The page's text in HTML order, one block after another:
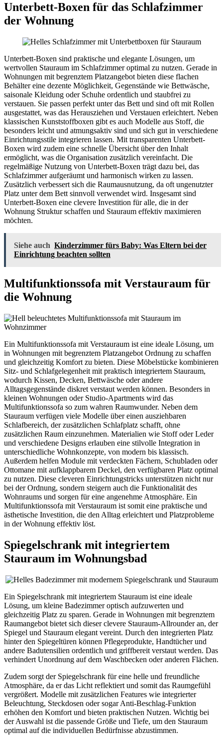
Unterbett‑Boxen für das Schlafzimmer
der Wohnung
Unterbett-Boxen sind praktische und elegante Lösungen, um
wertvollen Stauraum im Schlafzimmer optimal zu nutzen. Gerade in
Wohnungen mit begrenztem Platzangebot bieten diese flachen
Behälter eine dezente Möglichkeit, Gegenstände wie Bettwäsche,
saisonale Kleidung oder Schuhe ordentlich und staubfrei zu
verstauen. Sie passen perfekt unter das Bett und sind oft mit Rollen
ausgestattet, was das Herausziehen und Verstauen erleichtert. Neben
klassischen Kunststoffboxen gibt es auch Modelle aus Stoff, die
besonders leicht und atmungsaktiv sind und sich gut in verschiedene
Einrichtungsstile integrieren lassen. Mit transparenten Unterbett-
Boxen wird zudem eine schnelle Übersicht über den Inhalt
ermöglicht, was die Organisation zusätzlich vereinfacht. Die
regelmäßige Nutzung von Unterbett-Boxen trägt dazu bei, das
Schlafzimmer aufgeräumt und harmonisch wirken zu lassen.
Zusätzlich verbessert sich die Raumausnutzung, da oft ungenutzter
Platz unter dem Bett sinnvoll verwendet wird. Insgesamt sind
Unterbett-Boxen eine clevere Investition für alle, die in der
Wohnung Struktur schaffen und Stauraum effektiv maximieren
möchten.
Siehe auch Kinderzimmer fürs Baby: Was Eltern bei der
Einrichtung beachten sollten
Multifunktionssofa mit Verstauraum für
die Wohnung
Ein Multifunktionssofa mit Verstauraum ist eine ideale Lösung, um
in Wohnungen mit begrenztem Platzangebot Ordnung zu schaffen
und gleichzeitig Komfort zu bieten. Diese Möbelstücke kombinieren
Sitz- und Schlafgelegenheit mit praktisch integriertem Stauraum,
wodurch Kissen, Decken, Bettwäsche oder andere
Alltagsgegenstände diskret verstaut werden können. Besonders in
kleinen Wohnungen oder Studio-Apartments wird das
Multifunktionssofa so zum wahren Raumwunder. Neben dem
Stauraum verfügen viele Modelle über einen ausziehbaren
Schlafbereich, der zusätzlichen Schlafplatz schafft, ohne
zusätzlichen Raum einzunehmen. Materialien wie Stoff oder Leder
und verschiedene Designs erlauben eine stilvolle Integration in
unterschiedliche Wohnkonzepte, von modern bis klassisch.
Außerdem helfen Module mit verdeckten Fächern, Schubladen oder
Ottomane mit aufklappbarem Deckel, den verfügbaren Platz optimal
zu nutzen. Diese cleveren Einrichtungstricks unterstützen nicht nur
bei der Ordnung, sondern steigern auch die Funktionalität des
Wohnraums und sorgen für eine angenehme Atmosphäre. Ein
Multifunktionssofa mit Verstauraum ist somit eine praktische und
ästhetische Investition, die den Alltag erleichtert und Platzprobleme
in der Wohnung effektiv löst.
Spiegelschrank mit integriertem
Stauraum im Wohnungsbad
Ein Spiegelschrank mit integriertem Stauraum ist eine ideale
Lösung, um kleine Badezimmer optisch aufzuwerten und
gleichzeitig Platz zu sparen. Gerade in Wohnungen mit begrenztem
Raumangebot bietet sich dieser clevere Stauraum-Allrounder an, der
Spiegel und Stauraum elegant vereint. Durch den integrierten Platz
hinter den Spiegeltüren können Pflegeprodukte, Handtücher und
andere Badutensilien ordentlich und griffbereit verstaut werden. Das
verhindert Unordnung auf dem Waschbecken oder anderen Flächen.
Zudem sorgt der Spiegelschrank für eine helle und freundliche
Atmosphäre, da er das Licht reflektiert und somit das Raumgefühl
vergrößert. Modelle mit zusätzlichen Features wie integrierter
Beleuchtung, Steckdosen oder sogar Anti-Beschlag-Funktion
erhöhen den Komfort und bieten praktischen Nutzen. Wichtig bei
der Auswahl ist die passende Größe und Tiefe, um den Stauraum
optimal auf die individuellen Bedürfnisse abzustimmen.